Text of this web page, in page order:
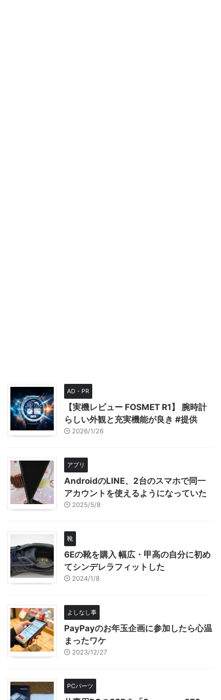
AD・PR
【実機レビュー FOSMET R1】 腕時計
らしい外観と充実機能が良き #提供
2026/1/26
アプリ
AndroidのLINE、2台のスマホで同一
アカウントを使えるようになっていた
2025/5/8
靴
6Eの靴を購入 幅広・甲高の自分に初め
てシンデレラフィットした
2024/1/8
よしなし事
PayPayのお年玉企画に参加したら心温
まったワケ
2023/12/27
PCパーツ